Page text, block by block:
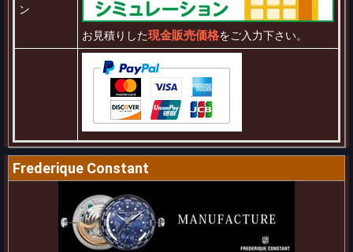
ン
お見積りした現金販売価格をご入力下さい。
Frederique Constant